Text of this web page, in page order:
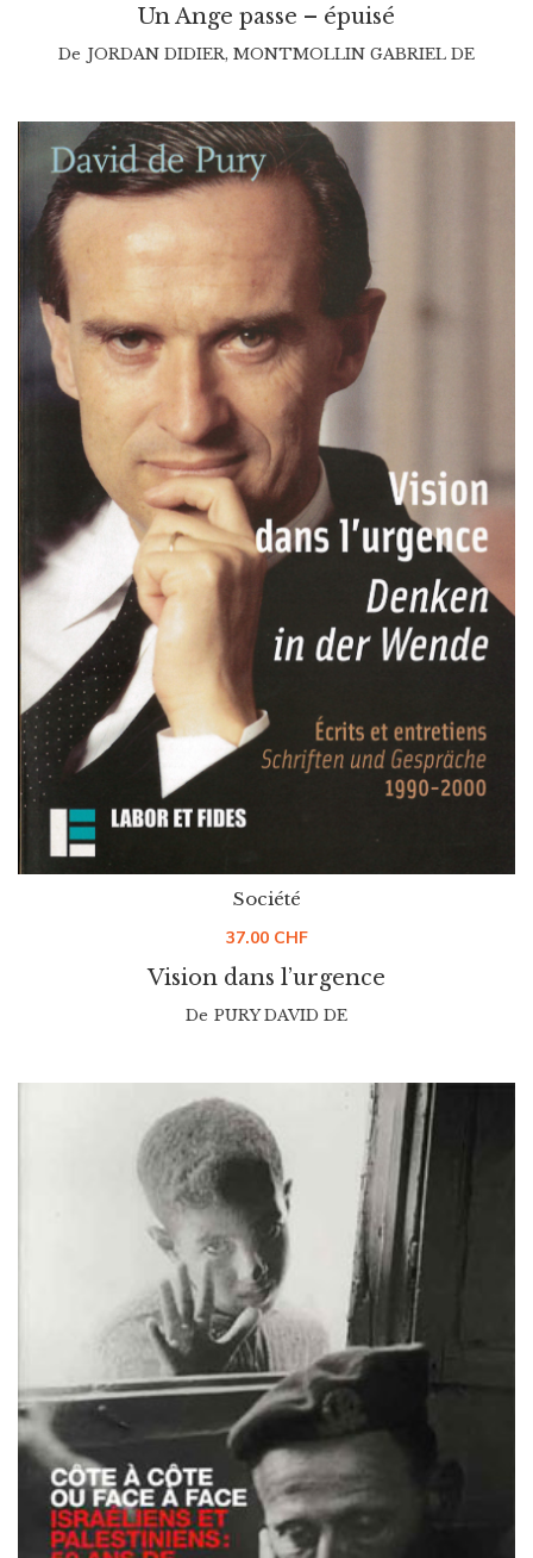
Un Ange passe – épuisé
De JORDAN DIDIER, MONTMOLLIN GABRIEL DE
Vision dans l’urgence
Société
37.00 CHF
De PURY DAVID DE